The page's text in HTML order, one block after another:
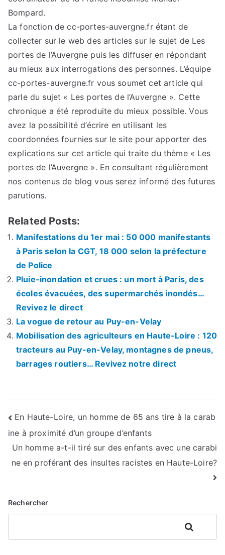
Bompard.
La fonction de cc-portes-auvergne.fr étant de
collecter sur le web des articles sur le sujet de Les
portes de l’Auvergne puis les diffuser en répondant
au mieux aux interrogations des personnes. L’équipe
cc-portes-auvergne.fr vous soumet cet article qui
parle du sujet « Les portes de l’Auvergne ». Cette
chronique a été reproduite du mieux possible. Vous
avez la possibilité d’écrire en utilisant les
coordonnées fournies sur le site pour apporter des
explications sur cet article qui traite du thème « Les
portes de l’Auvergne ». En consultant régulièrement
nos contenus de blog vous serez informé des futures
parutions.
Related Posts:
Manifestations du 1er mai : 50 000 manifestants
à Paris selon la CGT, 18 000 selon la préfecture
de Police
Pluie-inondation et crues : un mort à Paris, des
écoles évacuées, des supermarchés inondés…
Revivez le direct
La vogue de retour au Puy-en-Velay
Mobilisation des agriculteurs en Haute-Loire : 120
tracteurs au Puy-en-Velay, montagnes de pneus,
barrages routiers… Revivez notre direct
Navigation
de
l’article
En Haute-Loire, un homme de 65 ans tire à la carab
ine à proximité d’un groupe d’enfants
Un homme a-t-il tiré sur des enfants avec une carabi
ne en proférant des insultes racistes en Haute-Loire?
Rechercher
Rechercher